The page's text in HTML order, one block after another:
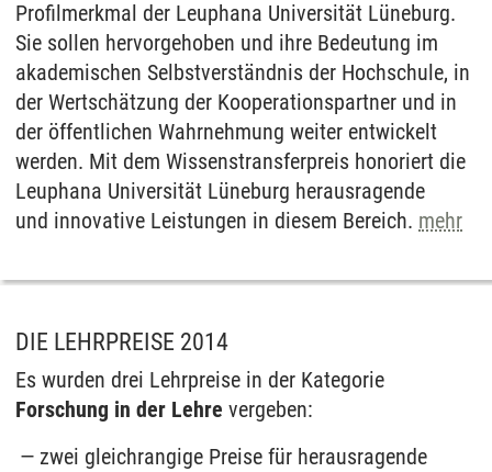
Profilmerkmal der Leuphana Universität Lüneburg.
Sie sollen hervorgehoben und ihre Bedeutung im
akademischen Selbstverständnis der Hochschule, in
der Wertschätzung der Kooperationspartner und in
der öffentlichen Wahrnehmung weiter entwickelt
werden. Mit dem Wissenstransferpreis honoriert die
Leuphana Universität Lüneburg herausragende
und innovative Leistungen in diesem Bereich. mehr
DIE LEHRPREISE 2014
Es wurden drei Lehrpreise in der Kategorie
Forschung in der Lehre vergeben:
zwei gleichrangige Preise für herausragende